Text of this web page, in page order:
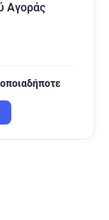
Αγοράς
οποιαδήποτε